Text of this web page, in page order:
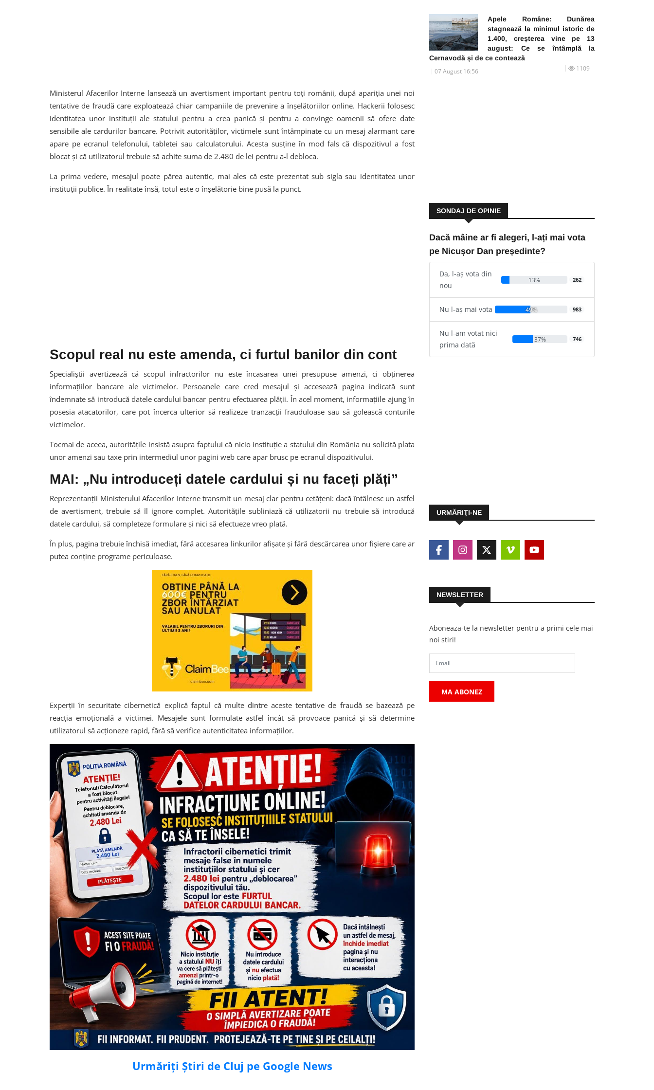
Ministerul Afacerilor Interne lansează un avertisment important pentru toți românii, după apariția unei noi
tentative de fraudă care exploatează chiar campaniile de prevenire a înșelătoriilor online. Hackerii folosesc
identitatea unor instituții ale statului pentru a crea panică și pentru a convinge oamenii să ofere date
sensibile ale cardurilor bancare. Potrivit autorităților, victimele sunt întâmpinate cu un mesaj alarmant care
apare pe ecranul telefonului, tabletei sau calculatorului. Acesta susține în mod fals că dispozitivul a fost
blocat și că utilizatorul trebuie să achite suma de 2.480 de lei pentru a-l debloca.
La prima vedere, mesajul poate părea autentic, mai ales că este prezentat sub sigla sau identitatea unor
instituții publice. În realitate însă, totul este o înșelătorie bine pusă la punct.
Scopul real nu este amenda, ci furtul banilor din cont
Specialiștii avertizează că scopul infractorilor nu este încasarea unei presupuse amenzi, ci obținerea
informațiilor bancare ale victimelor. Persoanele care cred mesajul și accesează pagina indicată sunt
îndemnate să introducă datele cardului bancar pentru efectuarea plății. În acel moment, informațiile ajung în
posesia atacatorilor, care pot încerca ulterior să realizeze tranzacții frauduloase sau să golească conturile
victimelor.
Tocmai de aceea, autoritățile insistă asupra faptului că nicio instituție a statului din România nu solicită plata
unor amenzi sau taxe prin intermediul unor pagini web care apar brusc pe ecranul dispozitivului.
MAI: „Nu introduceți datele cardului și nu faceți plăți”
Reprezentanții Ministerului Afacerilor Interne transmit un mesaj clar pentru cetățeni: dacă întâlnesc un astfel
de avertisment, trebuie să îl ignore complet. Autoritățile subliniază că utilizatorii nu trebuie să introducă
datele cardului, să completeze formulare și nici să efectueze vreo plată.
În plus, pagina trebuie închisă imediat, fără accesarea linkurilor afișate și fără descărcarea unor fișiere care ar
putea conține programe periculoase.
Experții în securitate cibernetică explică faptul că multe dintre aceste tentative de fraudă se bazează pe
reacția emoțională a victimei. Mesajele sunt formulate astfel încât să provoace panică și să determine
utilizatorul să acționeze rapid, fără să verifice autenticitatea informațiilor.
Urmăriți Știri de Cluj pe Google News
Apele Române: Dunărea
stagnează la minimul istoric de
1.400, creșterea vine pe 13
august: Ce se întâmplă la
Cernavodă și de ce contează
07 August 16:56 1109
SONDAJ DE OPINIE
Dacă mâine ar fi alegeri, l-ați mai vota
pe Nicușor Dan președinte?
Da, l-aș vota din
nou
13% 262
Nu l-aș mai vota 49% 983
Nu l-am votat nici
prima dată
37% 746
URMĂRIŢI-NE
NEWSLETTER
Aboneaza-te la newsletter pentru a primi cele mai
noi stiri!
MA ABONEZ